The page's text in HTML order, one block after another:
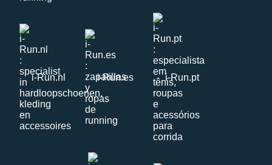
i-Run.nl i-Run.es i-Run.pt